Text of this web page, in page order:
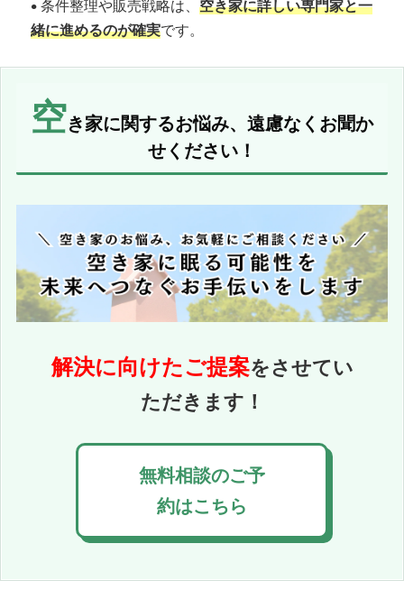
• 条件整理や販売戦略は、 空き家に詳しい専門家と一
緒に進めるのが確実です。
空き家に関するお悩み、遠慮なくお聞か
せください！
解決に向けたご提案をさせてい
ただきます！
無料相談のご予
約はこちら